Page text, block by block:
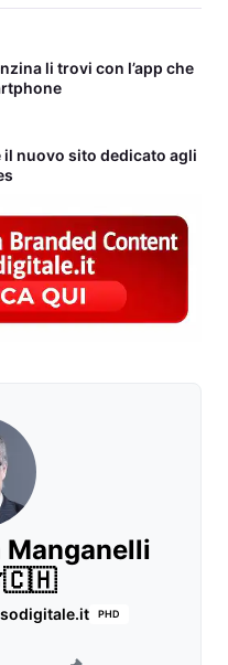
li trovi con l’app che
nuovo sito dedicato agli
Manganelli
PHD